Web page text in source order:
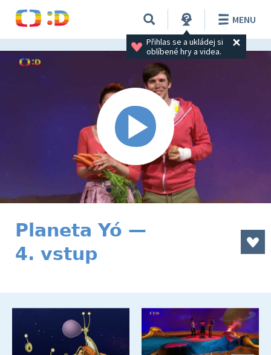
Přihlas se a ukládej si
oblíbené hry a videa.
MENU
Planeta Yó —
4. vstup